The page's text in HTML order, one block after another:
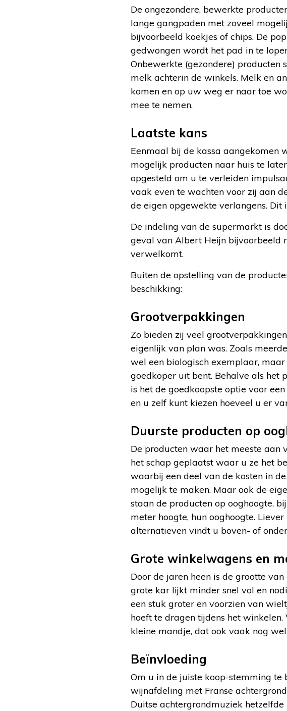
De ongezondere, bewerkte
lange gangpaden met zoveel
bijvoorbeeld koekjes of chips. De
gedwongen wordt het pad in te
Onbewerkte (gezondere) producten
melk achterin de winkels. Melk en
komen en op uw weg er naar toe
mee te nemen.
Laatste kans
Eenmaal bij de kassa aangekomen
mogelijk producten naar huis te
opgesteld om u te verleiden
vaak even te wachten voor zij aan
de eigen opgewekte verlangens.
De indeling van de supermarkt is
geval van Albert Heijn bijvoorbeeld
verwelkomt.
Buiten de opstelling van de
beschikking:
Grootverpakkingen
Zo bieden zij veel
eigenlijk van plan was. Zoals
wel een biologisch exemplaar,
goedkoper uit bent. Behalve als het
is het de goedkoopste optie voor
en u zelf kunt kiezen hoeveel u er
Duurste producten op
De producten waar het meeste aan
het schap geplaatst waar u ze het
waarbij een deel van de kosten in
mogelijk te maken. Maar ook de
staan de producten op ooghoogte,
meter hoogte, hun ooghoogte.
alternatieven vindt u boven- of
Grote winkelwagens en
Door de jaren heen is de grootte
grote kar lijkt minder snel vol en
een stuk groter en voorzien van
hoeft te dragen tijdens het
kleine mandje, dat ook vaak nog
Beïnvloeding
Om u in de juiste koop-stemming
wijnafdeling met Franse
Duitse achtergrondmuziek